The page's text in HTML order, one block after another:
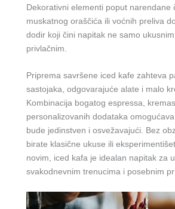
Dekorativni elementi poput narendane
muskatnog oraščića ili voćnih preliva
dodir koji čini napitak ne samo
privlačnim.
Priprema savršene iced kafe zahteva
sastojaka, odgovarajuće alate i malo
Kombinacija bogatog espressa,
personalizovanih dodataka
bude jedinstven i osvežavajući. Bez
birate klasične ukuse ili
novim, iced kafa je idealan napitak za
svakodnevnim trenucima i posebnim